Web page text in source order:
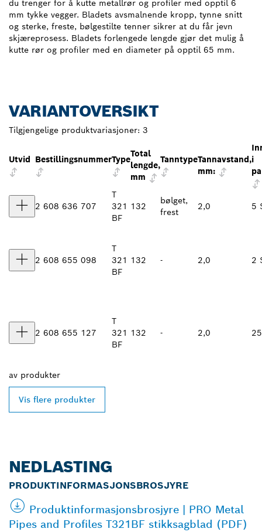
du trenger for å kutte metallrør og profiler med opptil 6
mm tykke vegger. Bladets avsmalnende kropp, tynne snitt
og sterke, freste, bølgestilte tenner sikrer at du får jevn
skjæreprosess. Bladets forlengede lengde gjør det mulig å
kutte rør og profiler med en diameter på opptil 65 mm.
VARIANTOVERSIKT
Tilgjengelige produktvariasjoner: 3
Utvid BestillingsnummerType
Total
lengde,
mm
TanntypeTannavstand,
mm:
i
2 608 636 707
T
321
BF
132
bølget,
frest
2,0 5
2 608 655 098
T
321
BF
132 - 2,0 2
2 608 655 127
T
321
BF
132 - 2,0
av produkter
Vis flere produkter
NEDLASTING
PRODUKTINFORMASJONSBROSJYRE
Produktinformasjonsbrosjyre | PRO Metal
Pipes and Profiles T321BF stikksagblad (PDF)